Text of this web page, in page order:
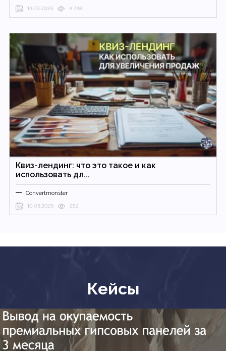
14.03.2025 4 748
Квиз-лендинг: что это такое и как
использовать дл...
Convertmonster
10.03.2025 252
Кейсы